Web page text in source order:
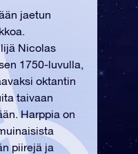
jaetun
Nicolas
1750-luvulla,
oktantin
taivaan
Harppia on
piirejä ja